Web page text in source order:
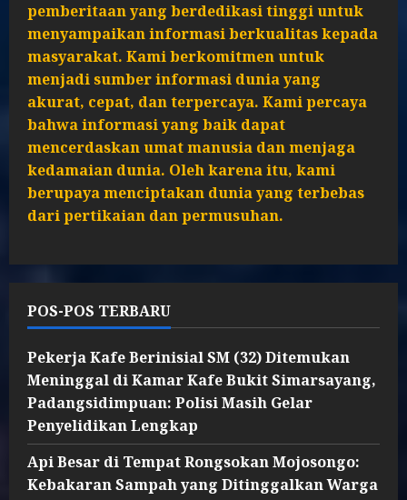
pemberitaan yang berdedikasi tinggi untuk
menyampaikan informasi berkualitas kepada
masyarakat. Kami berkomitmen untuk
menjadi sumber informasi dunia yang
akurat, cepat, dan terpercaya. Kami percaya
bahwa informasi yang baik dapat
mencerdaskan umat manusia dan menjaga
kedamaian dunia. Oleh karena itu, kami
berupaya menciptakan dunia yang terbebas
dari pertikaian dan permusuhan.
POS-POS TERBARU
Pekerja Kafe Berinisial SM (32) Ditemukan
Meninggal di Kamar Kafe Bukit Simarsayang,
Padangsidimpuan: Polisi Masih Gelar
Penyelidikan Lengkap
Api Besar di Tempat Rongsokan Mojosongo:
Kebakaran Sampah yang Ditinggalkan Warga